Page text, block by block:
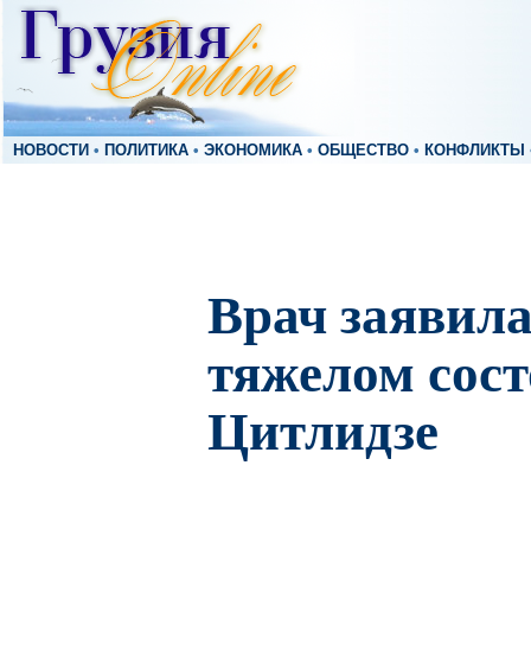
НОВОСТИ • ПОЛИТИКА • ЭКОНОМИКА • ОБЩЕСТВО • КОНФЛИКТЫ
Врач
тяжелом
Цитлидзе